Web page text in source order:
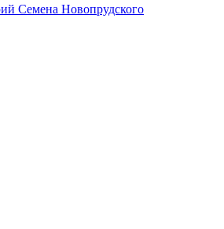
Семена Новопрудского